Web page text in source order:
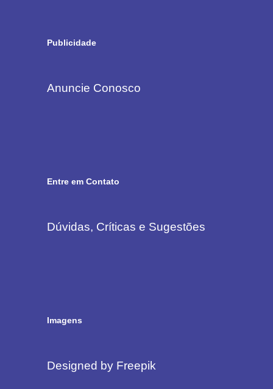
Publicidade
Anuncie Conosco
Entre em Contato
Dúvidas, Críticas e Sugestões
Imagens
Designed by Freepik